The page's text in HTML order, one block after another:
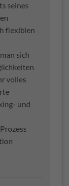
seines
flexiblen
sich
volles
und